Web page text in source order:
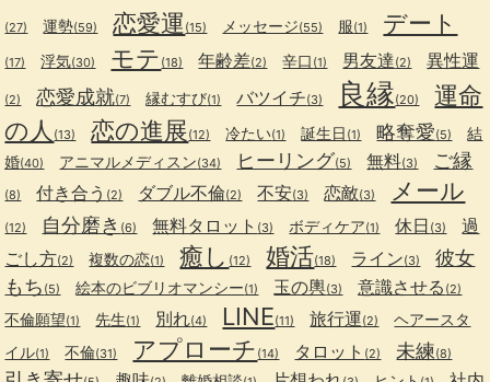
(27) 運勢(59) 恋愛運 (15) メッセージ(55) 服(1) デート
(17) 浮気(30) モテ (18) 年齢差(2) 辛口 (1) 男友達(2) 異性運
(2) 恋愛成就(7) 縁むすび(1) バツイチ(3) 良縁(20)
運命
の人 (13) 恋の進展(12) 冷たい(1) 誕生日 (1) 略奪愛(5)
結
婚(40) アニマルメディスン(34) ヒーリング(5) 無料(3) ご縁
(8) 付き合う (2) ダブル不倫(2) 不安(3) 恋敵(3) メール
(12) 自分磨き (6) 無料タロット (3) ボディケア(1) 休日 (3)
過
ごし方(2) 複数の恋(1) 癒し (12) 婚活(18) ライン(3)
彼女
もち (5) 絵本のビブリオマンシー(1) 玉の輿(3) 意識させる (2)
不倫願望(1) 先生(1) 別れ(4) LINE(11) 旅行運(2)
ヘアースタ
イル(1) 不倫(31) アプローチ (14) タロット (2) 未練(8)